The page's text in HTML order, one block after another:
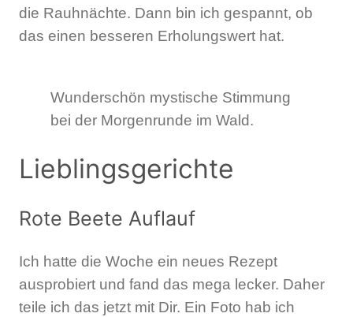
die Rauhnächte. Dann bin ich gespannt, ob
das einen besseren Erholungswert hat.
Wunderschön mystische Stimmung
bei der Morgenrunde im Wald.
Lieblingsgerichte
Rote Beete Auflauf
Ich hatte die Woche ein neues Rezept
ausprobiert und fand das mega lecker. Daher
teile ich das jetzt mit Dir. Ein Foto hab ich